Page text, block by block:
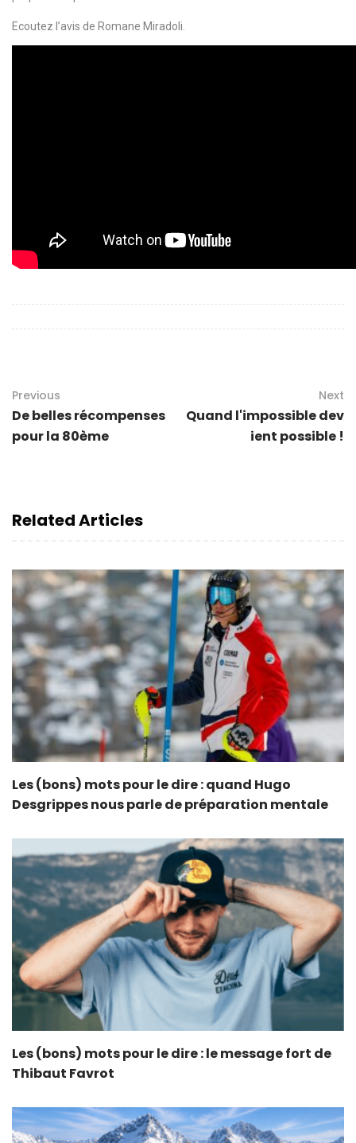
Ecoutez l’avis de Romane Miradoli.
Previous
De belles récompenses
pour la 80ème
Next
Quand l'impossible dev
ient possible !
Related Articles
Les (bons) mots pour le dire : quand Hugo
Desgrippes nous parle de préparation mentale
Les (bons) mots pour le dire : le message fort de
Thibaut Favrot